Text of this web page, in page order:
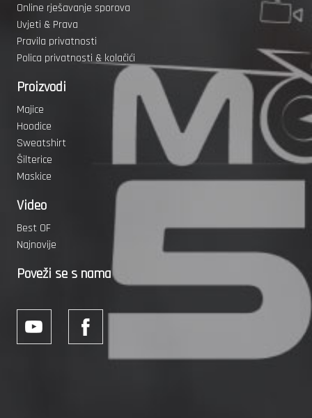
Online rješavanje sporova
Uvjeti & Prava
Pravila privatnosti
Polica privatnosti & kolačići
Proizvodi
Majice
Hoodice
Sweatshirt
Šilterice
Maskice
Video
Best OF
Najnovije
Poveži se s nama